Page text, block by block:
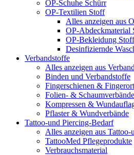
OP-Schuhe Schürr
OP-Textilien Stoff
Alles anzeigen aus
OP-Abdeckmaterial
OP-Bekleidung Stoff
Desinfiziernde
Verbandstoffe
Alles anzeigen aus
Binden und Verbandstoffe
Fingerschienen &
Folien- & Schaumverbände
Kompressen &
Pflaster & Wundverbände
Tattoo-und Piercing-Bedarf
Alles anzeigen aus
TattooMed Pflegeprodukte
Verbrauchsmaterial